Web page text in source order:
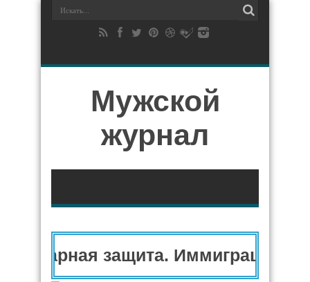
Мужской
журнал
защита.